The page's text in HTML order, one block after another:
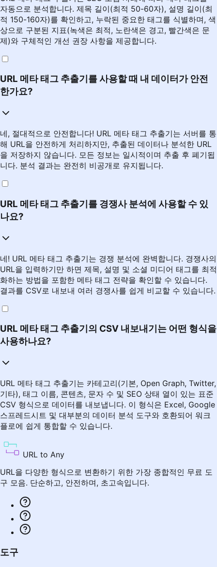
자동으로 분석합니다. 제목 길이(최적 50-60자), 설명 길이(최
적 150-160자)를 확인하고, 누락된 중요한 태그를 식별하며, 색
상으로 구분된 지표(녹색은 최적, 노란색은 경고, 빨간색은 문
제)와 구체적인 개선 권장 사항을 제공합니다.
URL 메타 태그 추출기를 사용할 때 내 데이터가 안전
한가요?
네, 절대적으로 안전합니다! URL 메타 태그 추출기는 서버를 통
해 URL을 안전하게 처리하지만, 추출된 데이터나 분석한 URL
을 저장하지 않습니다. 모든 정보는 일시적이며 추출 후 폐기됩
니다. 분석 결과는 완전히 비공개로 유지됩니다.
URL 메타 태그 추출기를 경쟁사 분석에 사용할 수 있
나요?
네! URL 메타 태그 추출기는 경쟁 분석에 완벽합니다. 경쟁사의
URL을 입력하기만 하면 제목, 설명 및 소셜 미디어 태그를 최적
화하는 방법을 포함한 메타 태그 전략을 확인할 수 있습니다.
결과를 CSV로 내보내 여러 경쟁사를 쉽게 비교할 수 있습니다.
URL 메타 태그 추출기의 CSV 내보내기는 어떤 형식을
사용하나요?
URL 메타 태그 추출기는 카테고리(기본, Open Graph, Twitter,
기타), 태그 이름, 콘텐츠, 문자 수 및 SEO 상태 열이 있는 표준
CSV 형식으로 데이터를 내보냅니다. 이 형식은 Excel, Google
스프레드시트 및 대부분의 데이터 분석 도구와 호환되어 워크
플로에 쉽게 통합할 수 있습니다.
URL to Any
URL을 다양한 형식으로 변환하기 위한 가장 종합적인 무료 도
구 모음. 단순하고, 안전하며, 초고속입니다.
도구